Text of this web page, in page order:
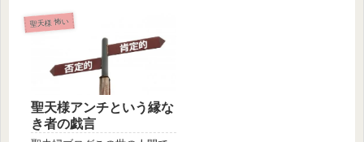
縁が存在...
聖天様 怖い
聖天様アンチという縁な
き者の戯言